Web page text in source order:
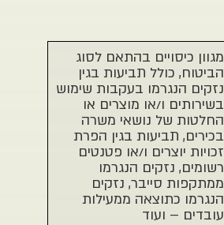
מגוון כיסויים בהתאם לסוג
הביטוח, כולל תביעות בגין
נזקים הנגרמו בעקבות שימוש
בשירותים ו/או מוצרים או
החלטות של נושאי משרה
בכירים, תביעות בגין הפרת
זכויות יוצרים ו/או פטנטים
רשומים, נזקים הנגרמו
ממתקפות סייבר, נזקים
הנגרמו כתוצאה ממעילות
עובדים – ועוד